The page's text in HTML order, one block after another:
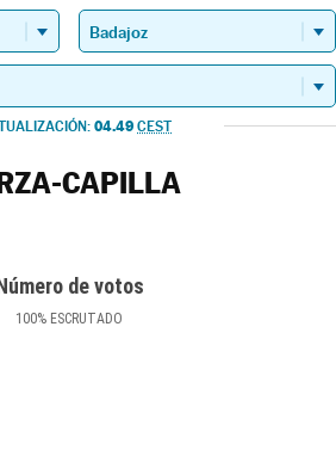
04.49 CEST
CAPILLA
de votos
100% ESCRUTADO